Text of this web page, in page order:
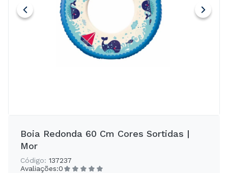
Boia Redonda 60 Cm Cores Sortidas |
Mor
Código: 137237
Avaliações:0